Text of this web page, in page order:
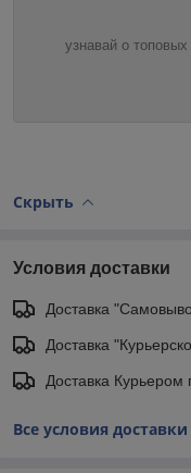
узнавай о топовых
Скрыть
Условия доставки
Доставка
Доставка
Доставка Курьером
Все условия доставки